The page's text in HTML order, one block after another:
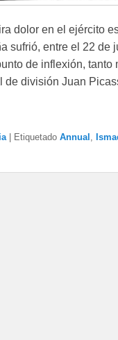
dolor en el ejército
sufrió, entre el 22 de
de inflexión, tanto
de división Juan
| Etiquetado Annual